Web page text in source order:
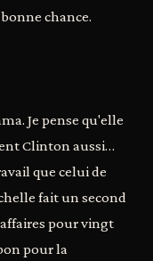
chance.
Je pense qu'elle
Clinton aussi…
que celui de
fait un second
pour vingt
pour la